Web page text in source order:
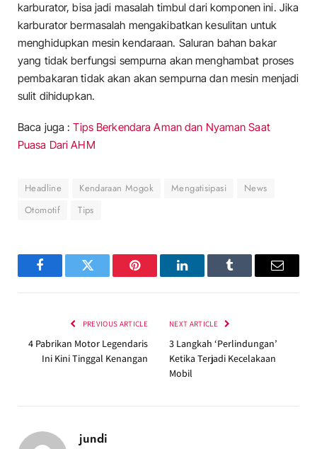
karburator, bisa jadi masalah timbul dari komponen ini. Jika
karburator bermasalah mengakibatkan kesulitan untuk
menghidupkan mesin kendaraan. Saluran bahan bakar
yang tidak berfungsi sempurna akan menghambat proses
pembakaran tidak akan akan sempurna dan mesin menjadi
sulit dihidupkan.
Baca juga :Tips Berkendara Aman dan Nyaman Saat
Puasa Dari AHM
Headline Kendaraan Mogok Mengatisipasi
News
Otomotif
Tips
FacebookTwitter Pinterest LinkedInTumblr Email
PREVIOUS ARTICLE
4 Pabrikan Motor Legendaris
Ini Kini Tinggal Kenangan
NEXT ARTICLE
3 Langkah ‘Perlindungan’
Ketika Terjadi Kecelakaan
Mobil
jundi